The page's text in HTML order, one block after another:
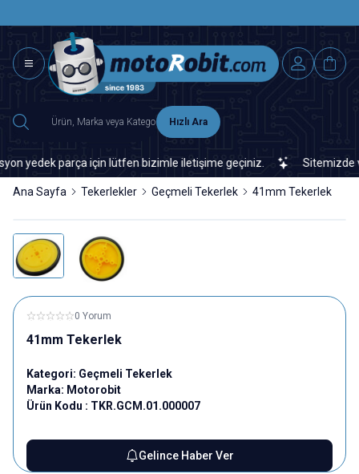
Hızlı Ara
yedek parça için lütfen bizimle iletişime geçiniz. Sitemizde
Ana Sayfa Tekerlekler Geçmeli Tekerlek 41mm Tekerlek
0 Yorum
41mm Tekerlek
Kategori: Geçmeli Tekerlek
Marka: Motorobit
Ürün Kodu : TKR.GCM.01.000007
Gelince Haber Ver